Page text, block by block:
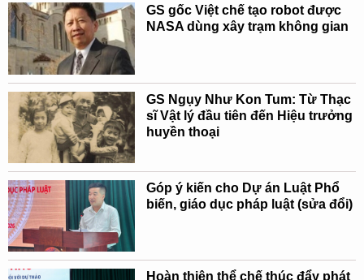
GS gốc Việt chế tạo robot được
NASA dùng xây trạm không gian
GS Ngụy Như Kon Tum: Từ Thạc
sĩ Vật lý đầu tiên đến Hiệu trưởng
huyền thoại
Góp ý kiến cho Dự án Luật Phổ
biến, giáo dục pháp luật (sửa đổi)
Hoàn thiện thể chế thúc đẩy phát